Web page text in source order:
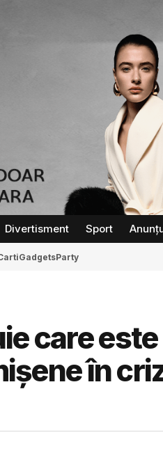
Divertisment Sport
GadgetsParty
care este
în